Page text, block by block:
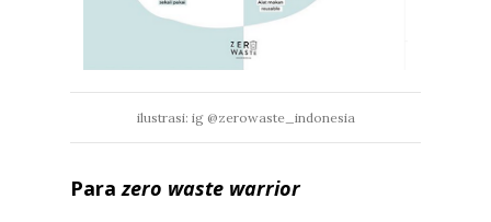
ilustrasi: ig @zerowaste_indonesia
Parazero waste warrior